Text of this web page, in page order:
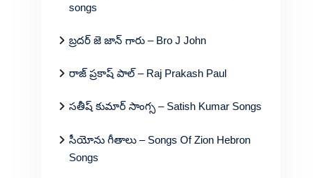
songs
బ్రదర్ జె జాన్ గారు – Bro J John
రాజ్ ప్రకాష్ పాల్ – Raj Prakash Paul
సతీష్ కుమార్ సాంగ్స – Satish Kumar Songs
సీయోను గీతాలు – Songs Of Zion Hebron
Songs